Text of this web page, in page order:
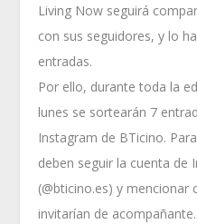
Living Now seguirá
con sus seguidores, y lo
entradas.
Por ello, durante toda la
lunes se sortearán 7
Instagram de BTicino.
deben seguir la cuenta de
(@bticino.es) y
invitarían de acompañante.